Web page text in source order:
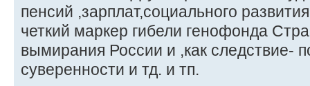
пенсий ,зарплат,социального
четкий маркер гибели генофонда
вымирания России и ,как следствие-
суверенности и тд. и тп.